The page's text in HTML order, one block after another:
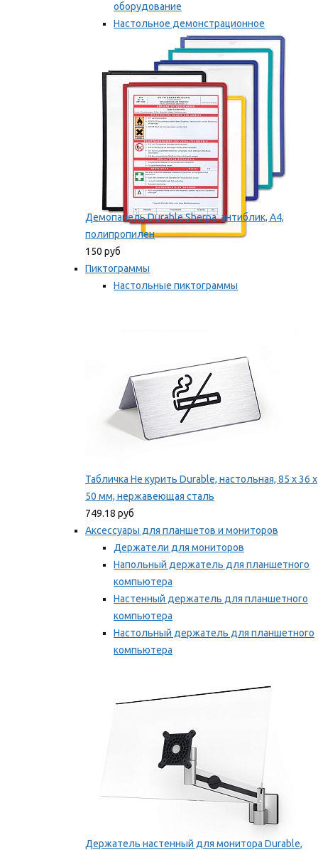
оборудование
Настольное демонстрационное
оборудование
Мы рекомендуем
Демопанель Durable Sherpa, антиблик, А4,
полипропилен
150 руб
Пиктограммы
Настольные пиктограммы
Табличка Не курить Durable, настольная, 85 x 36 x
50 мм, нержавеющая сталь
749.18 руб
Аксессуары для планшетов и мониторов
Держатели для мониторов
Напольный держатель для планшетного
компьютера
Настенный держатель для планшетного
компьютера
Настольный держатель для планшетного
компьютера
Держатель настенный для монитора Durable,